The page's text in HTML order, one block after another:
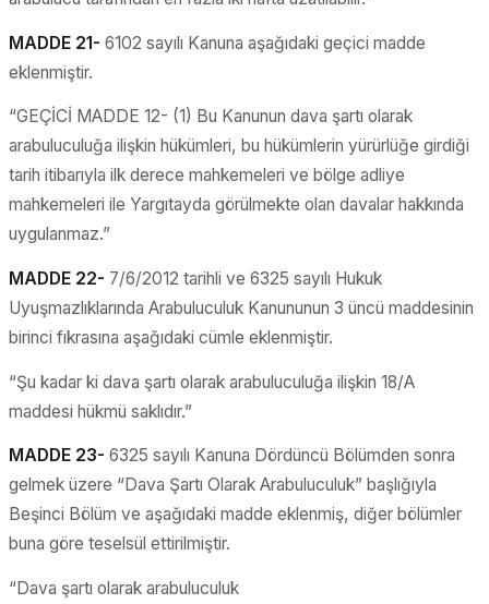
MADDE 21- 6102 sayılı Kanuna aşağıdaki geçici madde
eklenmiştir.
“GEÇİCİ MADDE 12- (1) Bu Kanunun dava şartı olarak
arabuluculuğa ilişkin hükümleri, bu hükümlerin yürürlüğe girdiği
tarih itibarıyla ilk derece mahkemeleri ve bölge adliye
mahkemeleri ile Yargıtayda görülmekte olan davalar hakkında
uygulanmaz.”
MADDE 22- 7/6/2012 tarihli ve 6325 sayılı Hukuk
Uyuşmazlıklarında Arabuluculuk Kanununun 3 üncü maddesinin
birinci fıkrasına aşağıdaki cümle eklenmiştir.
“Şu kadar ki dava şartı olarak arabuluculuğa ilişkin 18/A
maddesi hükmü saklıdır.”
MADDE 23- 6325 sayılı Kanuna Dördüncü Bölümden sonra
gelmek üzere “Dava Şartı Olarak Arabuluculuk” başlığıyla
Beşinci Bölüm ve aşağıdaki madde eklenmiş, diğer bölümler
buna göre teselsül ettirilmiştir.
“Dava şartı olarak arabuluculuk